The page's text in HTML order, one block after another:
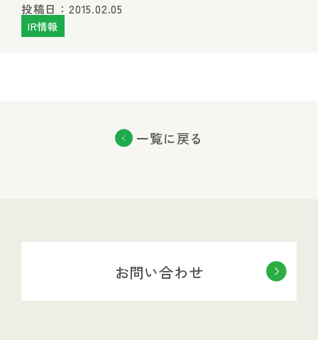
投稿日：2015.02.05
IR情報
一覧に戻る
お問い合わせ